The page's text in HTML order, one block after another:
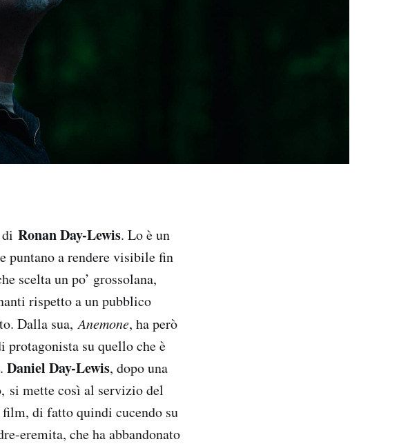
Ronan Day-Lewis. Lo è un
puntano a rendere visibile fin
scelta un po’ grossolana,
rispetto a un pubblico
Dalla sua,Anemone, ha però
su quello che è
Daniel Day-Lewis, dopo una
si mette così al servizio del
di fatto quindi cucendo su
eremita, che ha abbandonato